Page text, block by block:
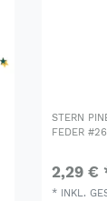
STERN
FEDER
2,29 €
* INKL.